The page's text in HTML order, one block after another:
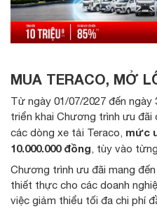
MUA TERACO, MỞ
Từ ngày 01/07/2027 đến ngày
triển khai Chương trình ưu
các dòng xe tải Teraco, mức
10.000.000 đồng, tùy vào
Chương trình ưu đãi mang
thiết thực cho các doanh
việc giảm thiểu tối đa chi phí